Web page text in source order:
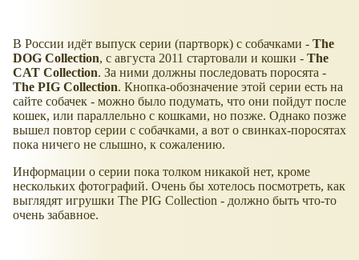
В России идёт выпуск серии (партворк) с собачками - The
DOG Сollection, с августа 2011 стартовали и кошки - The
CAT Сollection. За ними должны последовать поросята -
The PIG Collection. Кнопка-обозначение этой серии есть на
сайте собачек - можно было подумать, что они пойдут после
кошек, или параллельно с кошками, но позже. Однако позже
вышел повтор серии с собачками, а вот о свинках-поросятах
пока ничего не слышно, к сожалению.
Информации о серии пока толком никакой нет, кроме
нескольких фотографий. Очень бы хотелось посмотреть, как
выглядят игрушки The PIG Collection - должно быть что-то
очень забавное.